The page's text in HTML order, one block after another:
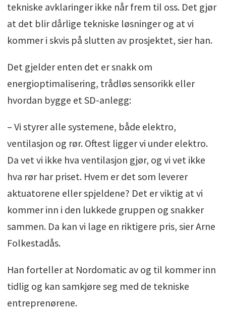
tekniske avklaringer ikke når frem til oss. Det gjør
at det blir dårlige tekniske løsninger og at vi
kommer i skvis på slutten av prosjektet, sier han.
Det gjelder enten det er snakk om
energioptimalisering, trådløs sensorikk eller
hvordan bygge et SD-anlegg:
– Vi styrer alle systemene, både elektro,
ventilasjon og rør. Oftest ligger vi under elektro.
Da vet vi ikke hva ventilasjon gjør, og vi vet ikke
hva rør har priset. Hvem er det som leverer
aktuatorene eller spjeldene? Det er viktig at vi
kommer inn i den lukkede gruppen og snakker
sammen. Da kan vi lage en riktigere pris, sier Arne
Folkestadås.
Han forteller at Nordomatic av og til kommer inn
tidlig og kan samkjøre seg med de tekniske
entreprenørene.